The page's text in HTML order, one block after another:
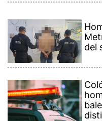
del